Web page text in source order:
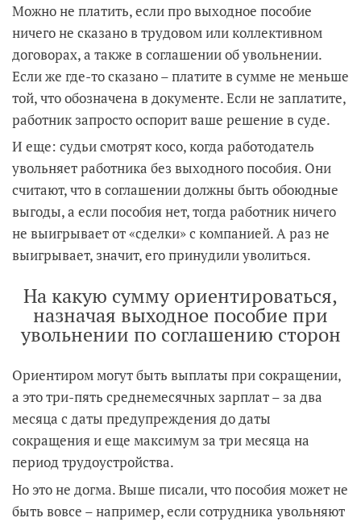
Можно не платить, если про выходное пособие
ничего не сказано в трудовом или коллективном
договорах, а также в соглашении об увольнении.
Если же где-то сказано – платите в сумме не меньше
той, что обозначена в документе. Если не заплатите,
работник запросто оспорит ваше решение в суде.
И еще: судьи смотрят косо, когда работодатель
увольняет работника без выходного пособия. Они
считают, что в соглашении должны быть обоюдные
выгоды, а если пособия нет, тогда работник ничего
не выигрывает от «сделки» с компанией. А раз не
выигрывает, значит, его принудили уволиться.
На какую сумму ориентироваться,
назначая выходное пособие при
увольнении по соглашению сторон
Ориентиром могут быть выплаты при сокращении,
а это три-пять среднемесячных зарплат – за два
месяца с даты предупреждения до даты
сокращения и еще максимум за три месяца на
период трудоустройства.
Но это не догма. Выше писали, что пособия может не
быть вовсе – например, если сотрудника увольняют